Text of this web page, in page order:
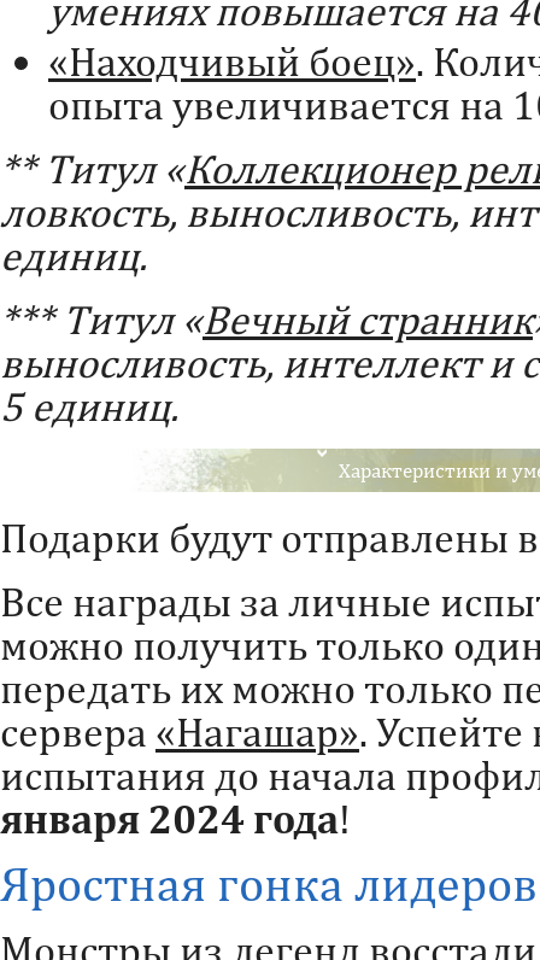
умениях повышается на
«Находчивый боец».
опыта увеличивается на
** Титул «Коллекционер
ловкость, выносливость,
единиц.
*** Титул «Вечный странник
выносливость, интеллект и
5 единиц.
Характеристики и
Подарки будут отправлены
Все награды за личные
можно получить только
передать их можно только
сервера «Нагашар».
испытания до начала
января 2024 года!
Яростная гонка